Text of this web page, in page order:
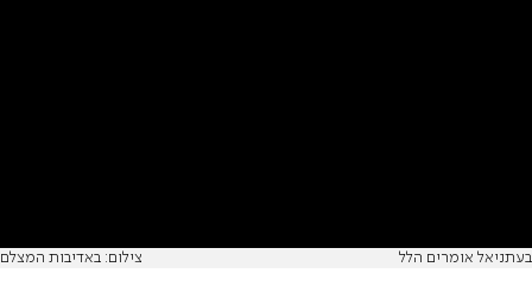
בעתניאל אומרים הלל צילום: באדיבות המצלם